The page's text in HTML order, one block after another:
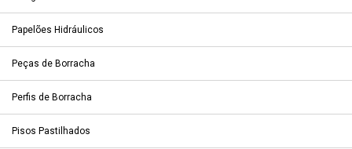
Papelões Hidráulicos
Peças de Borracha
Perfis de Borracha
Pisos Pastilhados